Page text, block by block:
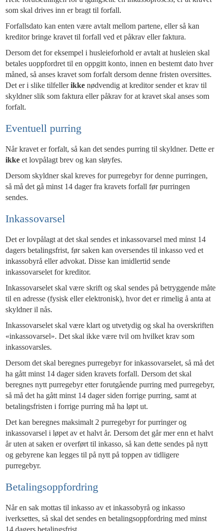
som skal drives inn er bragt til forfall.
Forfallsdato kan enten være avtalt mellom partene, eller så kan
kreditor bringe kravet til forfall ved et påkrav eller faktura.
Dersom det for eksempel i husleieforhold er avtalt at husleien skal
betales uoppfordret til en oppgitt konto, innen en bestemt dato hver
måned, så anses kravet som forfalt dersom denne fristen oversittes.
Det er i slike tilfellerikke nødvendig at kreditor sender et krav til
skyldner slik som faktura eller påkrav for at kravet skal anses som
forfalt.
Eventuell purring
Når kravet er forfalt, så kan det sendes purring til skyldner. Dette er
ikke et lovpålagt brev og kan sløyfes.
Dersom skyldner skal kreves for purregebyr for denne purringen,
så må det gå minst 14 dager fra kravets forfall før purringen
sendes.
Inkassovarsel
Det er lovpålagt at det skal sendes et inkassovarsel med minst 14
dagers betalingsfrist, før saken kan oversendes til inkasso ved et
inkassobyrå eller advokat. Disse kan imidlertid sende
inkassovarselet for kreditor.
Inkassovarselet skal være skrift og skal sendes på betryggende måte
til en adresse (fysisk eller elektronisk), hvor det er rimelig å anta at
skyldner il nås.
Inkassovarselet skal være klart og utvetydig og skal ha overskriften
«inkassovarsel». Det skal ikke være tvil om hvilket krav som
inkassovarsles.
Dersom det skal beregnes purregebyr for inkassovarselet, så må det
ha gått minst 14 dager siden kravets forfall. Dersom det skal
beregnes nytt purregebyr etter forutgående purring med purregebyr,
så må det ha gått minst 14 dager siden forrige purring, samt at
betalingsfristen i forrige purring må ha løpt ut.
Det kan beregnes maksimalt 2 purregebyr for purringer og
inkassovarsel i løpet av et halvt år. Dersom det går mer enn et halvt
år uten at saken er overført til inkasso, så kan dette sendes på nytt
og gebyrene kan legges til på nytt på toppen av tidligere
purregebyr.
Betalingsoppfordring
Når en sak mottas til inkasso av et inkassobyrå og inkasso
iverksettes, så skal det sendes en betalingsoppfordring med minst
14 dagers betalingsfrist.